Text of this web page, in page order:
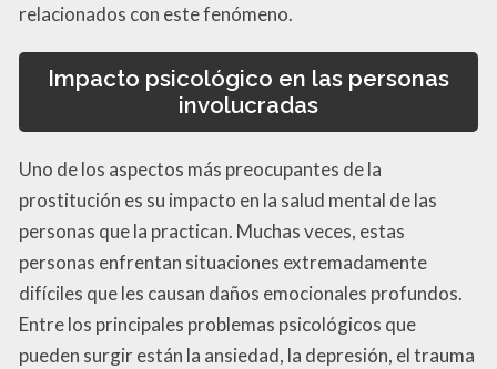
relacionados con este fenómeno.
Impacto psicológico en las personas
involucradas
Uno de los aspectos más preocupantes de la
prostitución es su impacto en la salud mental de las
personas que la practican. Muchas veces, estas
personas enfrentan situaciones extremadamente
difíciles que les causan daños emocionales profundos.
Entre los principales problemas psicológicos que
pueden surgir están la ansiedad, la depresión, el trauma